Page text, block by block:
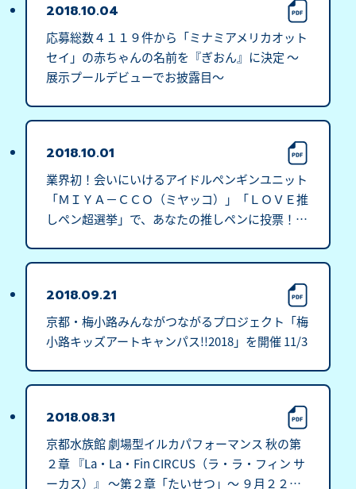
2018.10.04
応募総数４１１９件から「ミナミアメリカオット
セイ」の赤ちゃんの名前を『ぎおん』に決定 ～
展示プールデビューでお披露目～
2018.10.01
業界初！会いにいけるアイドルペンギンユニット
「ＭＩＹＡ－ＣＣＯ（ミヤッコ）」「ＬＯＶＥ推
しペン超選挙」で、あなたの推しペンに投票！１
インスタ始めます
2018.09.21
京都・梅小路みんながつながるプロジェクト「梅
小路キッズアートキャンパス!!2018」を開催 11/3
2018.08.31
京都水族館 劇場型イルカパフォーマンス 秋の第
２章 『La・La・Fin CIRCUS（ラ・ラ・フィン サ
ーカス）』 ～第２章「たいせつ」～ ９月２２日